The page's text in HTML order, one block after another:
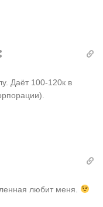
Даёт 100-120к в
любит меня.